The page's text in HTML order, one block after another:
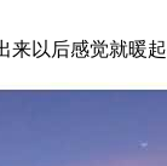
以后感觉就暖